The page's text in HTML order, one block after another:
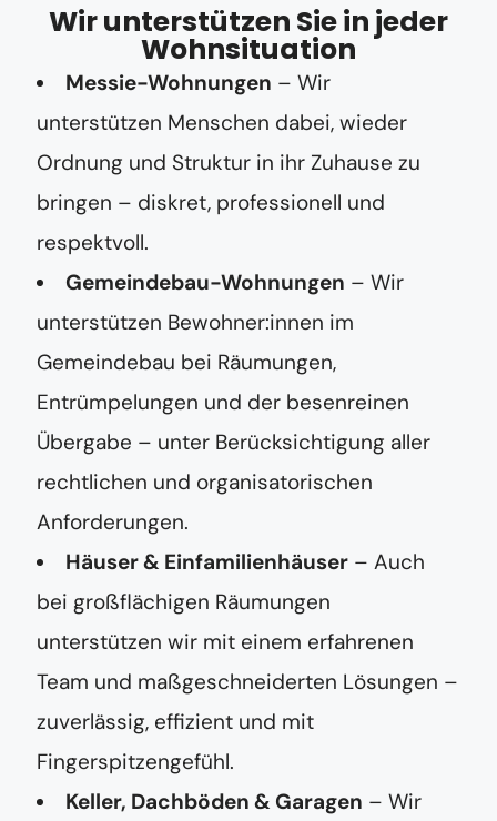
Wir unterstützen Sie in jeder
Wohnsituation
Messie-Wohnungen – Wir
unterstützen Menschen dabei, wieder
Ordnung und Struktur in ihr Zuhause zu
bringen – diskret, professionell und
respektvoll.
Gemeindebau-Wohnungen – Wir
unterstützen Bewohner:innen im
Gemeindebau bei Räumungen,
Entrümpelungen und der besenreinen
Übergabe – unter Berücksichtigung aller
rechtlichen und organisatorischen
Anforderungen.
Häuser & Einfamilienhäuser – Auch
bei großflächigen Räumungen
unterstützen wir mit einem erfahrenen
Team und maßgeschneiderten Lösungen –
zuverlässig, effizient und mit
Fingerspitzengefühl.
Keller, Dachböden & Garagen – Wir